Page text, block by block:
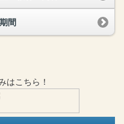
間
はこちら！